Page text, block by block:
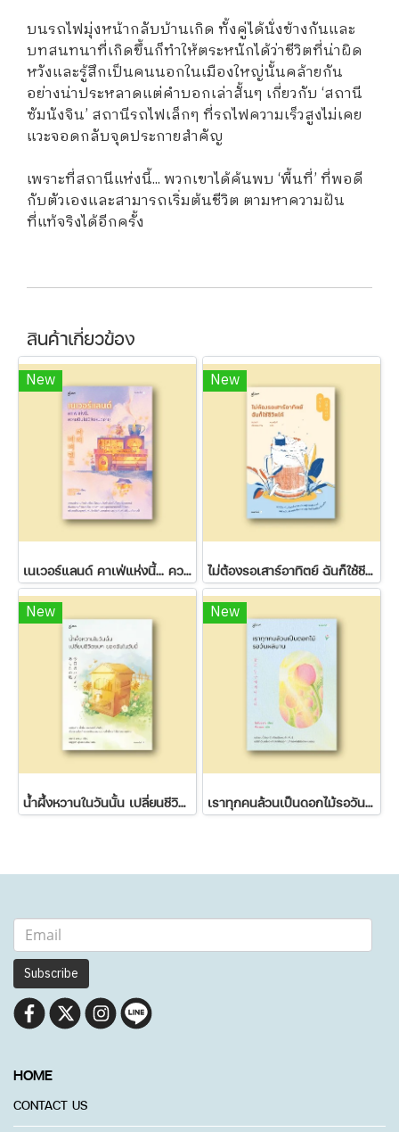
บนรถไฟมุ่งหน้ากลับบ้านเกิด ทั้งคู่ได้นั่งข้างกันและ
บทสนทนาที่เกิดขึ้นก็ทำให้ตระหนักได้ว่าชีวิตที่น่าผิด
หวังและรู้สึกเป็นคนนอกในเมืองใหญ่นั้นคล้ายกัน
อย่างน่าประหลาดแต่คำบอกเล่าสั้นๆ เกี่ยวกับ ‘สถานี
ซัมนังจิน’ สถานีรถไฟเล็กๆ ที่รถไฟความเร็วสูงไม่เคย
แวะจอดกลับจุดประกายสำคัญ
เพราะที่สถานีแห่งนี้... พวกเขาได้ค้นพบ ‘พื้นที่’ ที่พอดี
กับตัวเองและสามารถเริ่มต้นชีวิต ตามหาความฝัน
ที่แท้จริงได้อีกครั้ง
สินค้าเกี่ยวข้อง
New
เนเวอร์แลนด์ คาเฟ่แห่งนี้... ความฝันไม่มีวันหมดอายุ
New
ไม่ต้องรอเสาร์อาทิตย์ ฉันก็ใช้ชีวิตได้
New
น้ำผึ้งหวานในวันนั้น เปลี่ยนชีวิตขมๆ ของฉันในวันนี้
New
เราทุกคนล้วนเป็นดอกไม้รอวันผลิบาน
Subscribe
HOME
CONTACT US